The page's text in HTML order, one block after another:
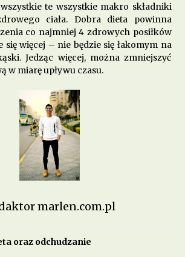
produkty wspomagają zdrowie
i łagodzą objawy depresji?
6 miesięcy ago
Dieta przy zapaleniu pęcherza – co jeść, aby
złagodzić objawy?
8 miesięcy ago
Jakie pokarmy mogą poprawić metabolizm i
przyspieszyć spalanie tłuszczu?
9 miesięcy ago
10 miesięcy ago
produkty pomagają w walce z zapaleniem
te wszystkie makro składniki
ciała. Dobra dieta powinna
co najmniej 4 zdrowych posiłków
się więcej – nie będzie się łakomym na
Jedząc więcej, można zmniejszyć
w miarę upływu czasu.
marlen.com.pl
oraz odchudzanie